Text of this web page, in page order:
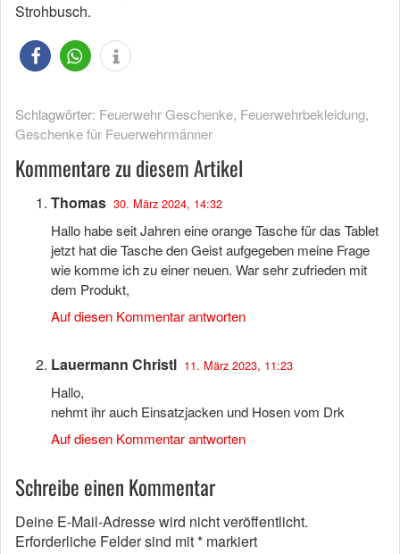
Strohbusch.
Schlagwörter: Feuerwehr Geschenke, Feuerwehrbekleidung,
Geschenke für Feuerwehrmänner
Kommentare zu diesem Artikel
Thomas 30. März 2024, 14:32
Hallo habe seit Jahren eine orange Tasche für das Tablet
jetzt hat die Tasche den Geist aufgegeben meine Frage
wie komme ich zu einer neuen. War sehr zufrieden mit
dem Produkt,
Auf diesen Kommentar antworten
Lauermann Christl 11. März 2023, 11:23
Hallo,
nehmt ihr auch Einsatzjacken und Hosen vom Drk
Auf diesen Kommentar antworten
Schreibe einen Kommentar
Deine E-Mail-Adresse wird nicht veröffentlicht.
Erforderliche Felder sind mit* markiert